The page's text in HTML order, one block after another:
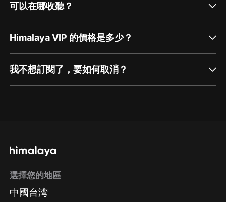
可以在哪收聽？
Himalaya VIP 的價格是多少？
我不想訂閱了，要如何取消？
方法 Google Play取消訂閱方法
選擇您的地區
中國台湾